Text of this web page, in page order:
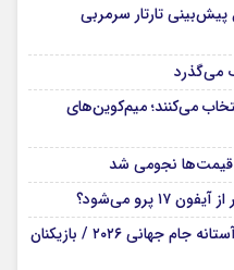
پیش‌بینی تارتار سرمربی
می‌گذرد‌
می‌کنند؛ میم‌کوین‌های
نجومی شد
شرایط تیم ملی فوتبال ایران در آستانه جام جهانی ۲۰۲۶ / بازیکنان